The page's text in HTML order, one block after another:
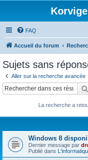
FAQ
Accueil du forum
Sujets sans
Aller sur la recherche avancée
La recherche a
Windows 8
Dernier message par
Publié dans